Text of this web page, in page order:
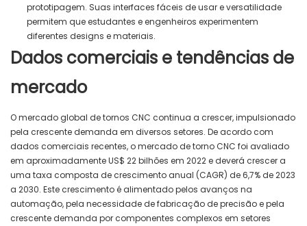
prototipagem. Suas interfaces fáceis de usar e versatilidade
permitem que estudantes e engenheiros experimentem
diferentes designs e materiais.
Dados comerciais e tendências de
mercado
O mercado global de tornos CNC continua a crescer, impulsionado
pela crescente demanda em diversos setores. De acordo com
dados comerciais recentes, o mercado de torno CNC foi avaliado
em aproximadamente US$ 22 bilhões em 2022 e deverá crescer a
uma taxa composta de crescimento anual (CAGR) de 6,7% de 2023
a 2030. Este crescimento é alimentado pelos avanços na
automação, pela necessidade de fabricação de precisão e pela
crescente demanda por componentes complexos em setores